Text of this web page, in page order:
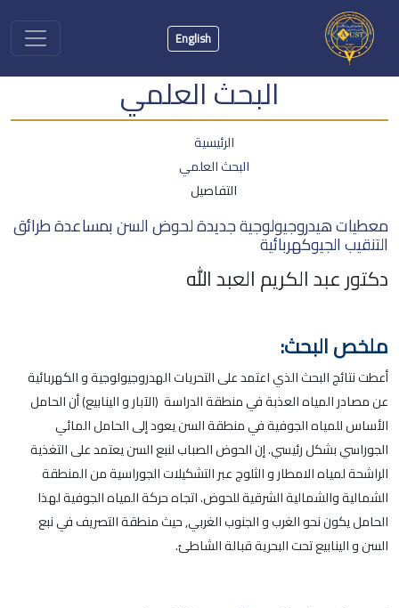
English
البحث العلمي
الرئيسية
البحث العلمي
التفاصيل
معطيات هيدروجيولوجية جديدة لحوض السن بمساعدة طرائق
التنقيب الجيوكهربائية
دكتور عبد الكريم العبد الله
ملخص البحث:
أعطت نتائج البحث الذي اعتمد على التحريات الهدروجيولوجية و الكهربائية
عن مصادر المياه العذبة في منطقة الدراسة (الآبار و الينابيع) أن الحامل
الأساس للمياه الجوفية في منطقة السن يعود إلى الحامل المائي
الجوراسي بشكل رئيسي. إن الحوض الصباب لنبع السن يعتمد على التغذية
الراشحة لمياه الامطار و الثلوج عبر التشكيلات الجوراسية من المنطقة
الشمالية والشمالية الشرقية للحوض. اتجاه حركة المياه الجوفية لهذا
الحامل يكون نحو الغرب و الجنوب الغربي, حيث منطقة التصريف في نبع
السن و الينابيع تحت البحرية قبالة الشاطئ.